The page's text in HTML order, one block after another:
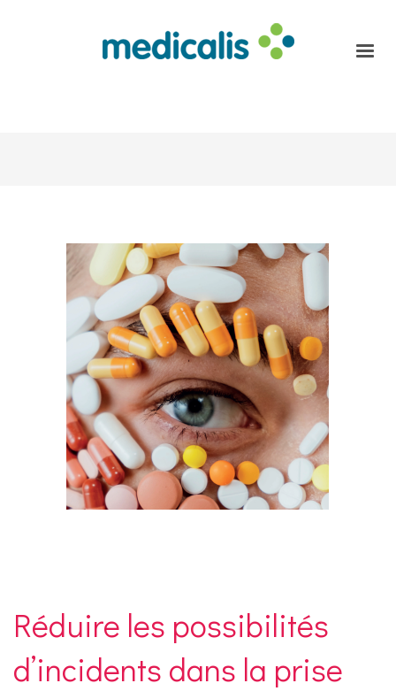
Réduire les possibilités
d’incidents dans la prise